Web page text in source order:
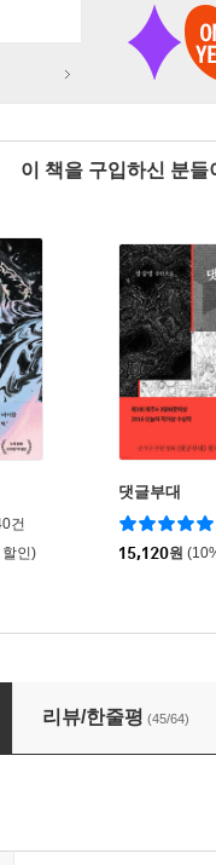
이 책을 구입하신 분
건
인)
댓글부대
15,120원
리뷰/한줄평 (45/64)